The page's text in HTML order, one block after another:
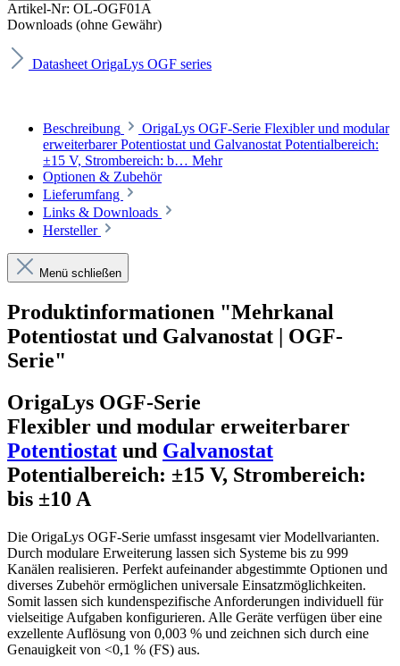
Artikel-Nr: OL-OGF01A
Downloads (ohne Gewähr)
Datasheet OrigaLys OGF series
Beschreibung
OrigaLys OGF-Serie Flexibler und modular
erweiterbarer Potentiostat und Galvanostat Potentialbereich:
±15 V, Strombereich: b… Mehr
Optionen & Zubehör
Lieferumfang
Links & Downloads
Hersteller
Menü schließen
Produktinformationen "Mehrkanal
Potentiostat und Galvanostat | OGF-
Serie"
OrigaLys OGF-Serie
Flexibler und modular erweiterbarer
Potentiostat und Galvanostat
Potentialbereich: ±15 V, Strombereich:
bis ±10 A
Die OrigaLys OGF-Serie umfasst insgesamt vier Modellvarianten.
Durch modulare Erweiterung lassen sich Systeme bis zu 999
Kanälen realisieren. Perfekt aufeinander abgestimmte Optionen und
diverses Zubehör ermöglichen universale Einsatzmöglichkeiten.
Somit lassen sich kundenspezifische Anforderungen individuell für
vielseitige Aufgaben konfigurieren. Alle Geräte verfügen über eine
exzellente Auflösung von 0,003 % und zeichnen sich durch eine
Genauigkeit von <0,1 % (FS) aus.